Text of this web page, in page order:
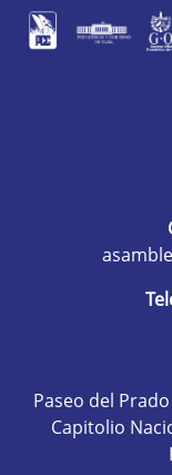
Paseo del
Capitolio